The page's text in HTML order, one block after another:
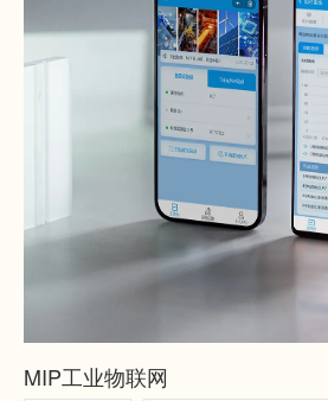
查看案例
查看案例
MIP工业物联网